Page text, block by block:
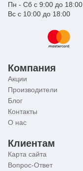
Пн - Сб с 9:00 до 18:00
Вс с 10:00 до 18:00
Компания
Акции
Производители
Блог
Контакты
О нас
Клиентам
Карта сайта
Вопрос-Ответ